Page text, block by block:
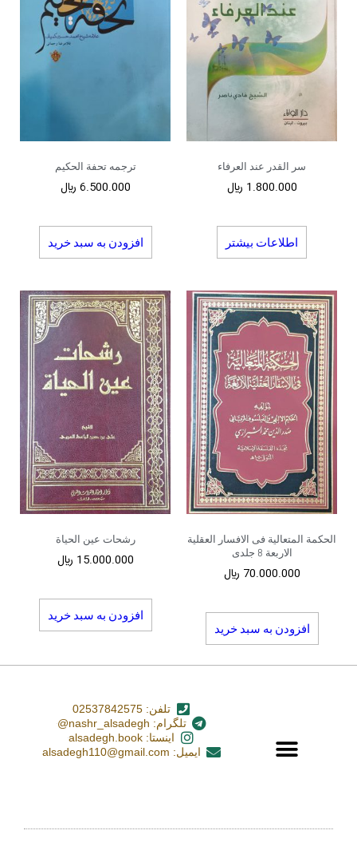
سر القدر عند العرفاء
1.800.000 ﷼
اطلاعات بیشتر
ترجمه تحفة الحکیم
6.500.000 ﷼
افزودن به سبد خرید
الحکمة المتعالیة فی الافسار العقلیة
الاربعة 8 جلدی
70.000.000 ﷼
افزودن به سبد خرید
رشحات عین الحیاة
15.000.000 ﷼
افزودن به سبد خرید
تلفن: 02537842575
تلگرام: nashr_alsadegh@
اینستا: alsadegh.book
ایمیل: alsadegh110@gmail.com